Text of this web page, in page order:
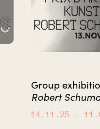
Group
Robert
14.11.25 –